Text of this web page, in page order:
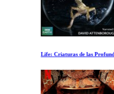
Life: Criaturas de las Profundidades